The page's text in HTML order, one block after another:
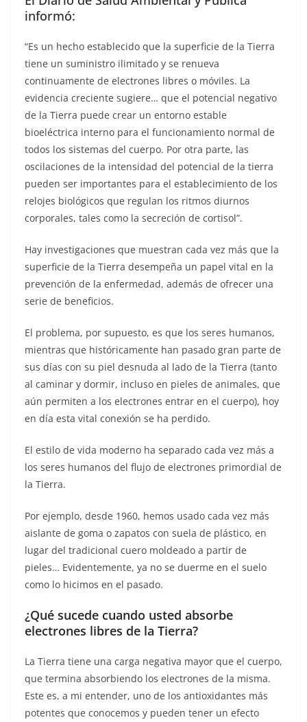
informó:
“Es un hecho establecido que la superficie de la Tierra
tiene un suministro ilimitado y se renueva
continuamente de electrones libres o móviles. La
evidencia creciente sugiere… que el potencial negativo
de la Tierra puede crear un entorno estable
bioeléctrica interno para el funcionamiento normal de
todos los sistemas del cuerpo. Por otra parte, las
oscilaciones de la intensidad del potencial de la tierra
pueden ser importantes para el establecimiento de los
relojes biológicos que regulan los ritmos diurnos
corporales, tales como la secreción de cortisol”.
Hay investigaciones que muestran cada vez más que la
superficie de la Tierra desempeña un papel vital en la
prevención de la enfermedad, además de ofrecer una
serie de beneficios.
El problema, por supuesto, es que los seres humanos,
mientras que históricamente han pasado gran parte de
sus días con su piel desnuda al lado de la Tierra (tanto
al caminar y dormir, incluso en pieles de animales, que
aún permiten a los electrones entrar en el cuerpo), hoy
en día esta vital conexión se ha perdido.
El estilo de vida moderno ha separado cada vez más a
los seres humanos del flujo de electrones primordial de
la Tierra.
Por ejemplo, desde 1960, hemos usado cada vez más
aislante de goma o zapatos con suela de plástico, en
lugar del tradicional cuero moldeado a partir de
pieles… Evidentemente, ya no se duerme en el suelo
como lo hicimos en el pasado.
¿Qué sucede cuando usted absorbe
electrones libres de la Tierra?
La Tierra tiene una carga negativa mayor que el cuerpo,
que termina absorbiendo los electrones de la misma.
Este es, a mi entender, uno de los antioxidantes más
potentes que conocemos y pueden tener un efecto